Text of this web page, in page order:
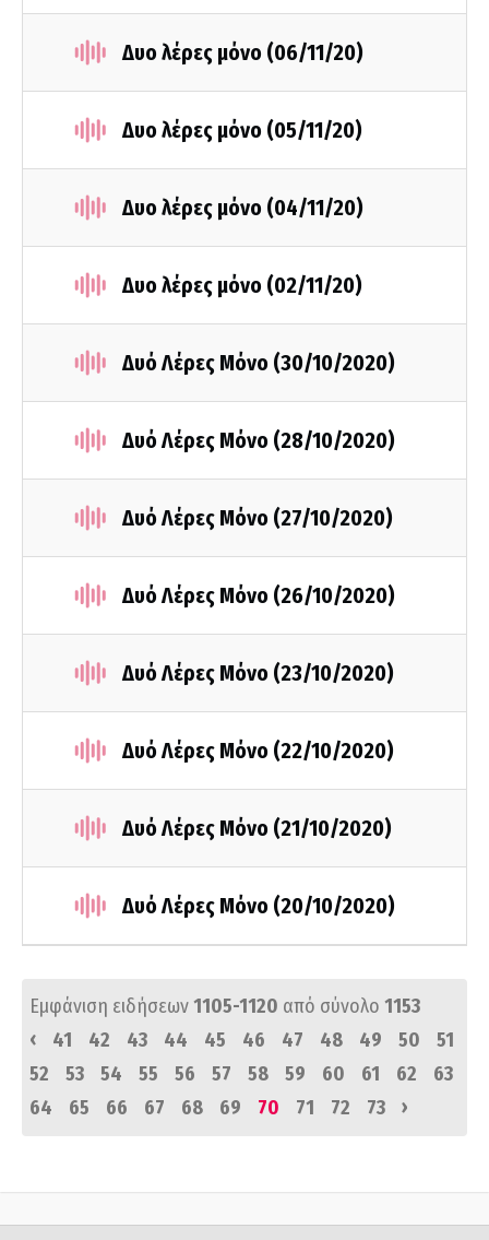
Δυο λέρες μόνο (06/11/20)
Δυο λέρες μόνο (05/11/20)
Δυο λέρες μόνο (04/11/20)
Δυο λέρες μόνο (02/11/20)
Δυό Λέρες Μόνο (30/10/2020)
Δυό Λέρες Μόνο (28/10/2020)
Δυό Λέρες Μόνο (27/10/2020)
Δυό Λέρες Μόνο (26/10/2020)
Δυό Λέρες Μόνο (23/10/2020)
Δυό Λέρες Μόνο (22/10/2020)
Δυό Λέρες Μόνο (21/10/2020)
Δυό Λέρες Μόνο (20/10/2020)
Εμφάνιση ειδήσεων1105-1120 από σύνολο 1153
‹
41 42 43 44 45 46 47 48 49 50
51
52
53 54 55 56 57 58 59 60 61 62
63
64
65 66 67 68 69 70 71 72 73 ›